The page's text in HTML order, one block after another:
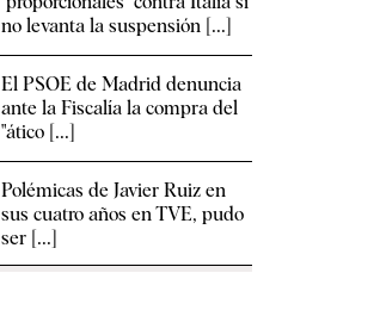
no levanta la suspensión [...]
El PSOE de Madrid denuncia
ante la Fiscalía la compra del
"ático [...]
Polémicas de Javier Ruiz en
sus cuatro años en TVE, pudo
ser [...]